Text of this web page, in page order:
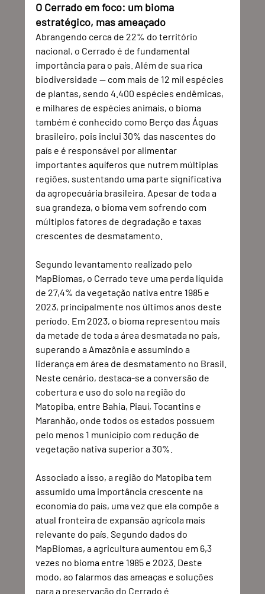
O Cerrado em foco: um bioma
estratégico, mas ameaçado
Abrangendo cerca de 22% do território
nacional, o Cerrado é de fundamental
importância para o país. Além de sua rica
biodiversidade — com mais de 12 mil espécies
de plantas, sendo 4.400 espécies endêmicas,
e milhares de espécies animais, o bioma
também é conhecido como Berço das Águas
brasileiro, pois inclui 30% das nascentes do
país e é responsável por alimentar
importantes aquíferos que nutrem múltiplas
regiões, sustentando uma parte significativa
da agropecuária brasileira. Apesar de toda a
sua grandeza, o bioma vem sofrendo com
múltiplos fatores de degradação e taxas
crescentes de desmatamento.
Segundo levantamento realizado pelo
MapBiomas, o Cerrado teve uma perda líquida
de 27,4% da vegetação nativa entre 1985 e
2023, principalmente nos últimos anos deste
período. Em 2023, o bioma representou mais
da metade de toda a área desmatada no país,
superando a Amazônia e assumindo a
liderança em área de desmatamento no Brasil.
Neste cenário, destaca-se a conversão de
cobertura e uso do solo na região do
Matopiba, entre Bahia, Piauí, Tocantins e
Maranhão, onde todos os estados possuem
pelo menos 1 município com redução de
vegetação nativa superior a 30%.
Associado a isso, a região do Matopiba tem
assumido uma importância crescente na
economia do país, uma vez que ela compõe a
atual fronteira de expansão agrícola mais
relevante do país. Segundo dados do
MapBiomas, a agricultura aumentou em 6,3
vezes no bioma entre 1985 e 2023. Deste
modo, ao falarmos das ameaças e soluções
para a preservação do Cerrado é